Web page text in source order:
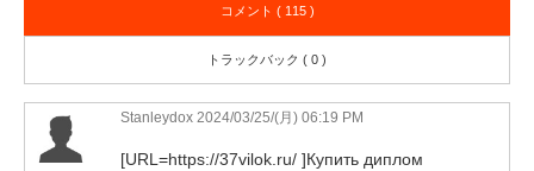
コメント ( 115 )
トラックバック ( 0 )
Stanleydox 2024/03/25/(月) 06:19 PM
[URL=https://37vilok.ru/ ]Купить диплом